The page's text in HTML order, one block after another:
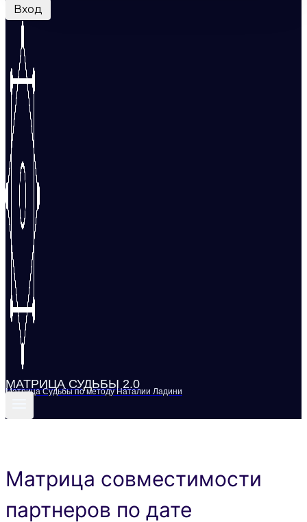
Вход
МАТРИЦА СУДЬБЫ 2.0
Матрица Судьбы по методу Наталии Ладини
Матрица совместимости
партнеров по дате